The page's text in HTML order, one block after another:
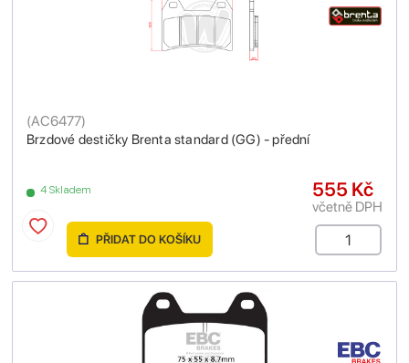
Brzdové destičky Brenta standard (GG) - přední
(AC6477)
4 Skladem 555 Kč
včetně DPH
PŘIDAT DO KOŠÍKU